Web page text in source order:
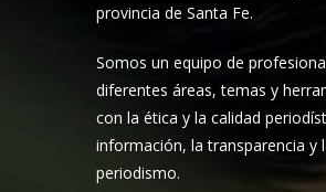
provincia de Santa Fe.
Somos un equipo de
diferentes áreas, temas y
con la ética y la calidad
información, la transparencia y
periodismo.